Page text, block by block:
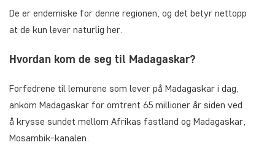
De er endemiske for denne regionen, og det betyr nettopp
at de kun lever naturlig her.
Hvordan kom de seg til Madagaskar?
Forfedrene til lemurene som lever på Madagaskar i dag,
ankom Madagaskar for omtrent 65 millioner år siden ved
å krysse sundet mellom Afrikas fastland og Madagaskar,
Mosambik-kanalen.